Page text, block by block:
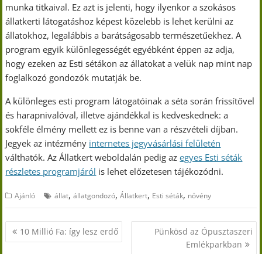
munka titkaival. Ez azt is jelenti, hogy ilyenkor a szokásos
állatkerti látogatáshoz képest közelebb is lehet kerülni az
állatokhoz, legalábbis a barátságosabb természetűekhez. A
program egyik különlegességét egyébként éppen az adja,
hogy ezeken az Esti sétákon az állatokat a velük nap mint nap
foglalkozó gondozók mutatják be.
A különleges esti program látogatóinak a séta során frissítővel
és harapnivalóval, illetve ajándékkal is kedveskednek: a
sokféle élmény mellett ez is benne van a részvételi díjban.
Jegyek az intézmény internetes jegyvásárlási felületén
válthatók. Az Állatkert weboldalán pedig azegyes Esti séták
részletes programjáról is lehet előzetesen tájékozódni.
Ajánló állat,állatgondozó,Állatkert, Esti séták, növény
Bejegyzés
navigáció
10 Millió Fa: így lesz erdő
Pünkösd az Ópusztaszeri
Emlékparkban